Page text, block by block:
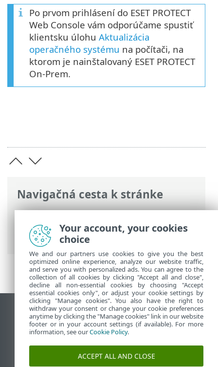
Navigačná cesta k stránke
ESET Online pomocník>ESET PROTECT
On-Prem
>Konfigurácia ESET PROTECT
Po prvom prihlásení do ESET PROTECT
Web Console vám odporúčame spustiť
klientsku úlohu Aktualizácia
operačného systému na počítači, na
ktorom je nainštalovaný ESET PROTECT
On-Prem.
Zobraziť stránku ako na počítači
End of Life
Databáza znalostí ESET
ESET Fórum
ESET Status Portal
Your account, your cookies
choice
We and our partners use cookies to give you the best
optimized online experience, analyze our website traffic,
and serve you with personalized ads. You can agree to the
collection of all cookies by clicking "Accept all and close",
decline all non-essential cookies by choosing "Accept
essential cookies only", or adjust your cookie settings by
clicking "Manage cookies". You also have the right to
withdraw your consent or change your cookie preferences
anytime by clicking the "Manage cookies" link in our website
footer or in your account settings (if available). For more
information, see ourCookie Policy.
ACCEPT ALL AND CLOSE